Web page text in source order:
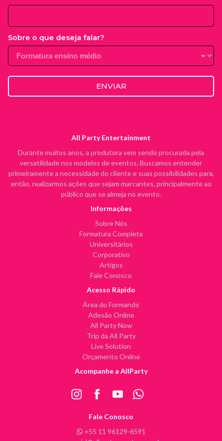
Sobre o que deseja falar?
ENVIAR
All Party Entertainment
Durante muitos anos, a produtora vem sendo procurada pela
versatilidade nos modelos de eventos. Buscamos entender
primeiramente a necessidade do cliente e suas possibilidades para,
então, realizarmos ações que sejam marcantes, principalmente ao
público que se almeja no evento.
Informações
Sobre Nós
Formatura Completa
Universitários
Corporativo
Artigos
Fale Conosco
Acesso Rápido
Área do Formando
Adesão Online
All Party Now
Trip da All Party
Live Solution
Orçamento Online
Acompanhe a AllParty
Fale Conosco
+55 11 96129-6591